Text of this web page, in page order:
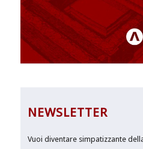
NEWSLETTER
Vuoi diventare simpatizzante